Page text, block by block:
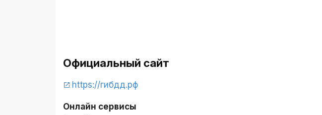
Официальный сайт
https://гибдд.рф
Онлайн сервисы